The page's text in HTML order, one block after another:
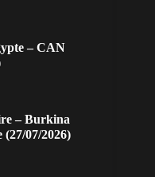
– CAN
– Burkina
07/2026)